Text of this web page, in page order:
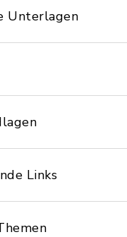
Unterlagen
Links